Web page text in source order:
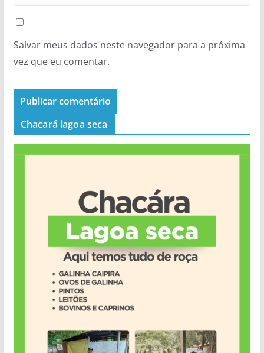
Salvar meus dados neste navegador para a próxima
vez que eu comentar.
Chacará lagoa seca